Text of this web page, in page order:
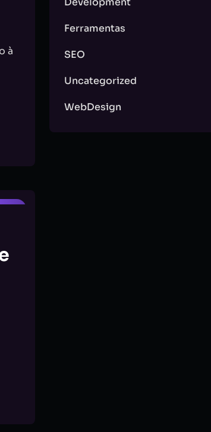
à
Ferramentas
SEO
Uncategorized
WebDesign